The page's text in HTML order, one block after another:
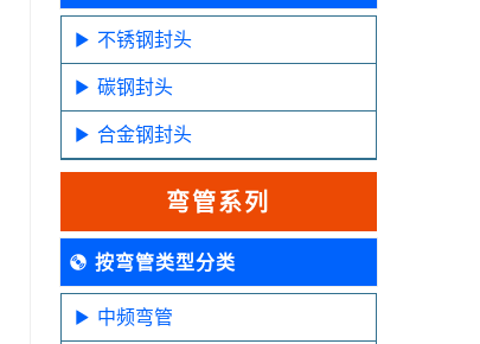
不锈钢封头
碳钢封头
合金钢封头
弯管系列
按弯管类型分类
中频弯管